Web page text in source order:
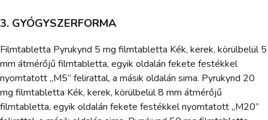
3. GYÓGYSZERFORMA
Filmtabletta Pyrukynd 5 mg filmtabletta Kék, kerek, körülbelül 5
mm átmérőjű filmtabletta, egyik oldalán fekete festékkel
nyomtatott „M5” felirattal, a másik oldalán sima. Pyrukynd 20
mg filmtabletta Kék, kerek, körülbelül 8 mm átmérőjű
filmtabletta, egyik oldalán fekete festékkel nyomtatott „M20”